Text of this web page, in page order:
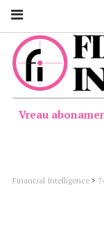
Vreau
Financial Intelligence >